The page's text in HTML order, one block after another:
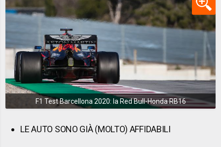
F1 Test Barcellona 2020: la Red Bull-Honda RB16
LE AUTO SONO GIÀ (MOLTO) AFFIDABILI